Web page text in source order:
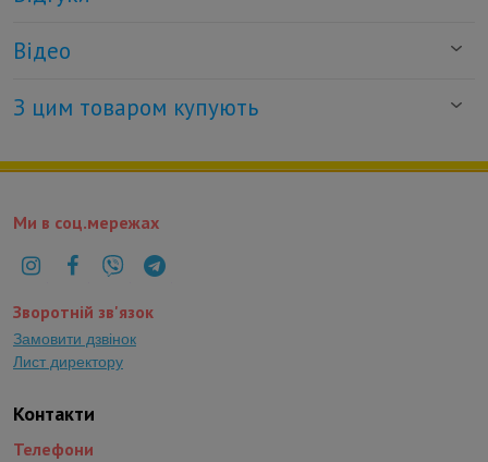
Відео
З цим товаром купують
Контакти
Телефони
Ми в соц.мережах
Зворотній зв'язок
Замовити дзвінок
Лист директору